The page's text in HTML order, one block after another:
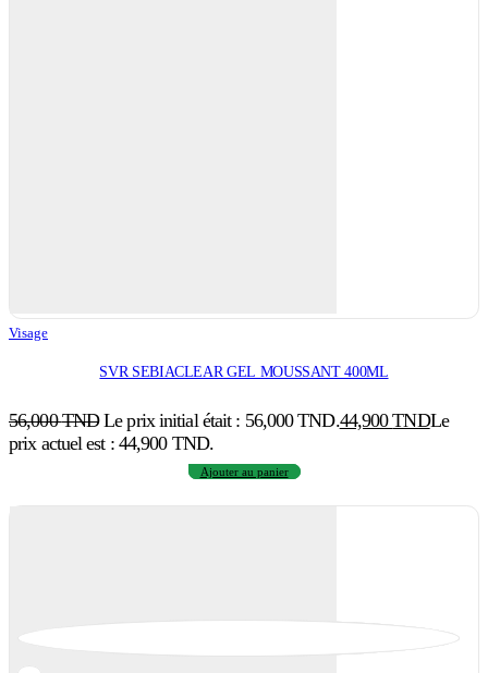
Visage
SVR SEBIACLEAR GEL MOUSSANT 400ML
56,000TND Le prix initial était : 56,000 TND.44,900TNDLe
prix actuel est : 44,900 TND.
Ajouter au panier